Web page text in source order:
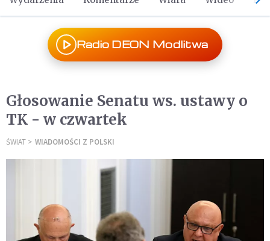
Radio DEON Modlitwa
Głosowanie Senatu ws. ustawy o
TK - w czwartek
ŚWIAT WIADOMOŚCI Z POLSKI